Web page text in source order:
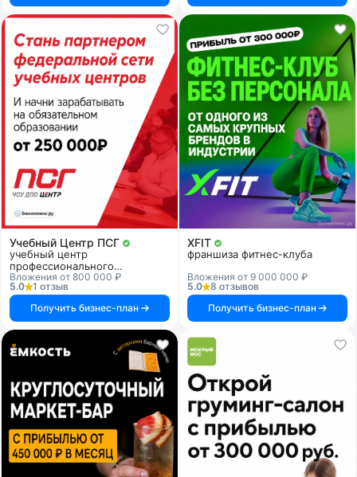
Учебный Центр ПСГ
учебный центр
профессионального
образования
Вложения от 800 000 ₽
5.0
1 отзыв
Получить бизнес-план
XFIT
франшиза фитнес-клуба
Вложения от 9 000 000 ₽
5.0
8 отзывов
Получить бизнес-план